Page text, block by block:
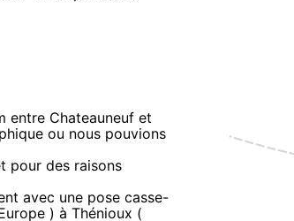
entre Chateauneuf et
ou nous pouvions
pour des raisons
avec une pose casse-
) à Thénioux (